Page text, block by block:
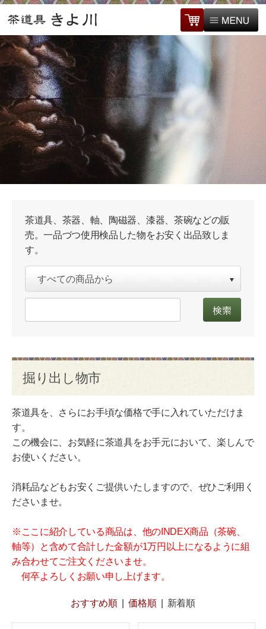
茶道具、茶器、軸、陶磁器、漆器、茶碗などの販
売。一品づつ使用検品した物をお安く出品致しま
す。
掘り出し物市
茶道具を、さらにお手頃な価格で手に入れていただけま
す。
この機会に、お気軽に茶道具をお手元において、楽しんで
お使いください。
消耗品などもお安くご提供いたしますので、ぜひご利用く
ださいませ。
※ここに紹介している商品は、他のINDEX商品（茶碗、
軸等）と含めて合計した金額が1万円以上になるように組
み合わせてご注文くださいませ。
何卒よろしくお願い申し上げます。
おすすめ順|価格順| 新着順